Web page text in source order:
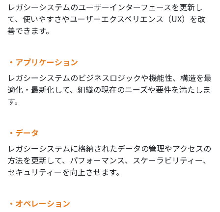
レガシーシステムのユーザーインターフェースを更新し
て、使いやすさやユーザーエクスペリエンス（UX）を改
善できます。
・アプリケーション
レガシーシステムのビジネスロジックや機能性、構造を最
適化・最新化して、組織の現在のニーズや要件を満たしま
す。
・データ
レガシーシステムに格納されたデータの管理やアクセスの
方法を更新して、パフォーマンス、スケーラビリティー、
セキュリティーを向上させます。
・オペレーション